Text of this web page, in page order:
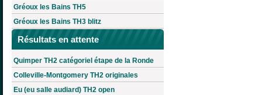
Gréoux les Bains TH5
Gréoux les Bains TH3 blitz
Résultats en attente
Quimper TH2 catégoriel étape de la Ronde
Colleville-Montgomery TH2 originales
Eu (eu salle audiard) TH2 open